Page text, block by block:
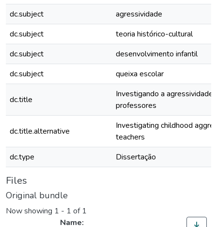
dc.subject
agressividade
dc.subject
teoria histórico-cultural
dc.subject
desenvolvimento infantil
dc.subject
queixa escolar
dc.title
Investigando a agressividade
professores
dc.title.alternative
Investigating childhood
teachers
dc.type
Dissertação
Files
Original bundle
Now showing 1 - 1 of 1
Name: